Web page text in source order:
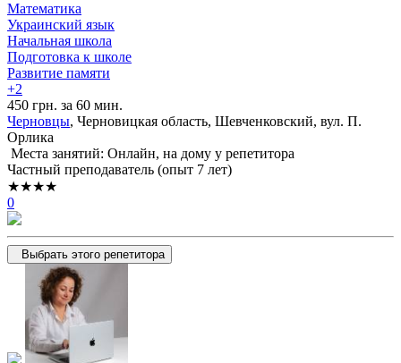
Математика
Украинский язык
Начальная школа
Подготовка к школе
Развитие памяти
+2
450 грн. за 60 мин.
Черновцы, Черновицкая область, Шевченковский, вул. П.
Орлика
Места занятий: Онлайн, на дому у репетитора
Частный преподаватель (опыт 7 лет)
★★★★
0
Выбрать этого репетитора